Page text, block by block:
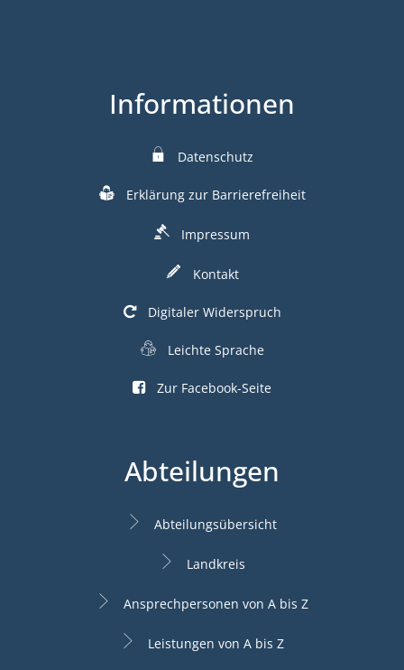
Informationen
Datenschutz
Erklärung zur Barrierefreiheit
Impressum
Kontakt
Digitaler Widerspruch
Leichte Sprache
Zur Facebook-Seite
Abteilungen
Abteilungsübersicht
Landkreis
Ansprechpersonen von A bis Z
Leistungen von A bis Z